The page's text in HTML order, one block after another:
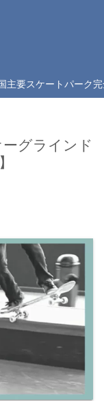
主要スケートパーク
グラインド